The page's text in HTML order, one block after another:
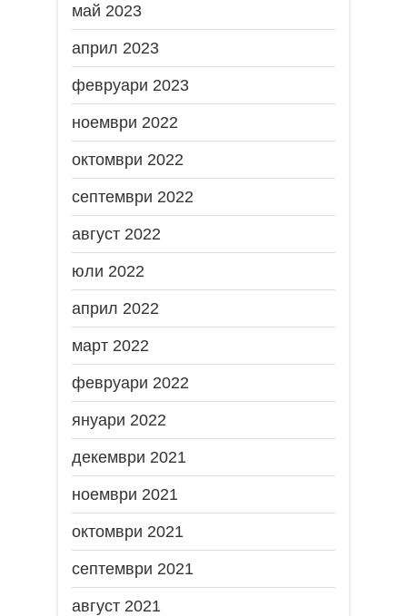
май 2023
април 2023
февруари 2023
ноември 2022
октомври 2022
септември 2022
август 2022
юли 2022
април 2022
март 2022
февруари 2022
януари 2022
декември 2021
ноември 2021
октомври 2021
септември 2021
август 2021